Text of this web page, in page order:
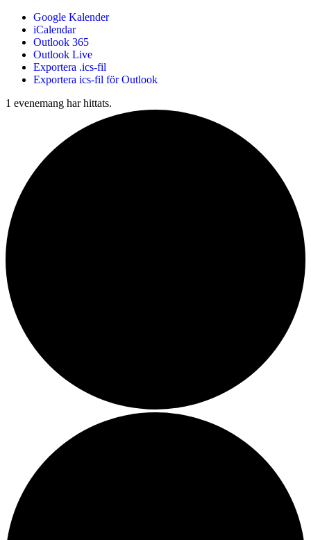
Google Kalender
iCalendar
Outlook 365
Outlook Live
Exportera .ics-fil
Exportera ics-fil för Outlook
1 evenemang har hittats.